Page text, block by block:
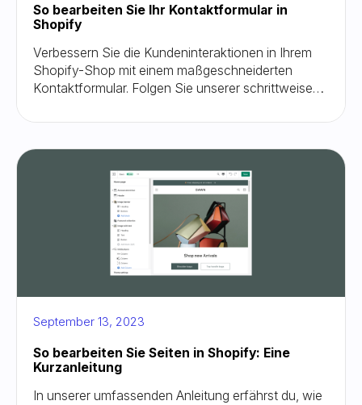
So bearbeiten Sie Ihr Kontaktformular in
Shopify
Verbessern Sie die Kundeninteraktionen in Ihrem
Shopify-Shop mit einem maßgeschneiderten
Kontaktformular. Folgen Sie unserer schrittweisen
zu bearbeiten und ein nahtloses Nutzererlebnis zu
September 13, 2023
So bearbeiten Sie Seiten in Shopify: Eine
Kurzanleitung
In unserer umfassenden Anleitung erfährst du, wie